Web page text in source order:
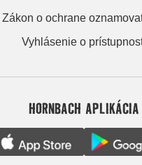
Zákon o ochrane
Vyhlásenie o
HORNBACH APLIKÁCIA